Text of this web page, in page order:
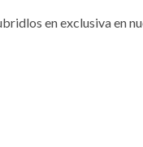
en exclusiva en